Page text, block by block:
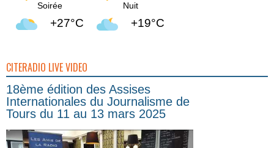
Soirée
+27°C
Nuit
+19°C
CITERADIO LIVE VIDEO
18ème édition des Assises
Internationales du Journalisme de
Tours du 11 au 13 mars 2025